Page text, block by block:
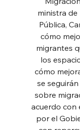
ministra de
Pública,
cómo
migrantes
los
cómo
se
sobre
acuerdo
por el